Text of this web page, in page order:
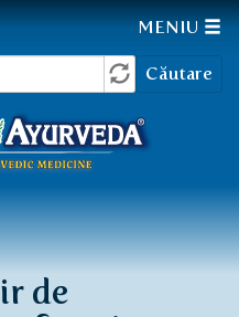
Căutare
MENIU
de